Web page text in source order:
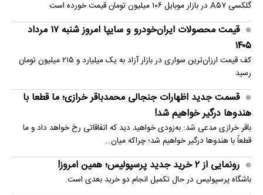
گلکسی A۵۷ در بازار موبایل ۱۰۶ میلیون تومان قیمت خورده است
قیمت محصولات ایران‌خودرو و سایپا امروز شنبه ۱۷ مرداد
۱۴۰۵
کف قیمت ارزان‌ترین سواری در بازار آزاد به یک میلیارد و ۲۱۵ میلیون تومان
رسید
قسمت جدید اظهارات جنجالی محمدباقر خرازی؛ ما قطعا با
هندوها درگیر خواهیم شد!
باقر خرازی مدعی شد: به‌زودی خواهید دید که اتفاقاتی رخ خواهد داد و ما
قطعاً با هندوها درگیر خواهیم شد؛ چراکه میان…
رونمایی از ۲ خرید جدید پرسپولیس؛ همین امروز!
باشگاه پرسپولیس در حال تکمیل انجام دو خرید بعدی است.